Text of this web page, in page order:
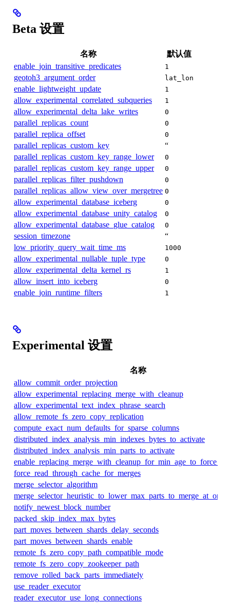
Beta 设置
名称
默认值
enable_join_transitive_predicates
1
geotoh3_argument_order lat_lon
enable_lightweight_update 1
allow_experimental_correlated_subqueries 1
allow_experimental_delta_lake_writes 0
parallel_replicas_count 0
parallel_replica_offset 0
parallel_replicas_custom_key
“
parallel_replicas_custom_key_range_lower
0
parallel_replicas_custom_key_range_upper 0
parallel_replicas_filter_pushdown 0
parallel_replicas_allow_view_over_mergetree 0
allow_experimental_database_iceberg 0
allow_experimental_database_unity_catalog 0
allow_experimental_database_glue_catalog 0
session_timezone
“
low_priority_query_wait_time_ms
1000
allow_experimental_nullable_tuple_type 0
allow_experimental_delta_kernel_rs 1
allow_insert_into_iceberg 0
enable_join_runtime_filters 1
Experimental 设置
名称
allow_commit_order_projection
allow_experimental_replacing_merge_with_cleanup
allow_experimental_text_index_phrase_search
allow_remote_fs_zero_copy_replication
compute_exact_num_defaults_for_sparse_columns
distributed_index_analysis_min_indexes_bytes_to_activate
distributed_index_analysis_min_parts_to_activate
force_read_through_cache_for_merges
merge_selector_algorithm
notify_newest_block_number
packed_skip_index_max_bytes
part_moves_between_shards_delay_seconds
part_moves_between_shards_enable
remote_fs_zero_copy_path_compatible_mode
remote_fs_zero_copy_zookeeper_path
remove_rolled_back_parts_immediately
use_reader_executor
reader_executor_use_long_connections